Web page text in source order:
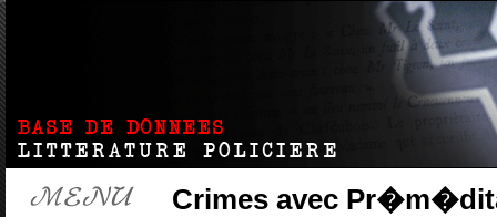
Crimes avec